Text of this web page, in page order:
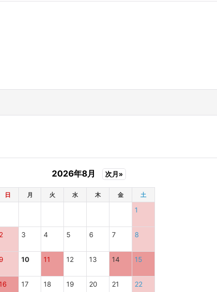
2026年8月 次月»
日 月 火 水 木 金 土
1
3 4 5 6 7 8
10 11 12 13 14 15
17 18 19 20 21 22